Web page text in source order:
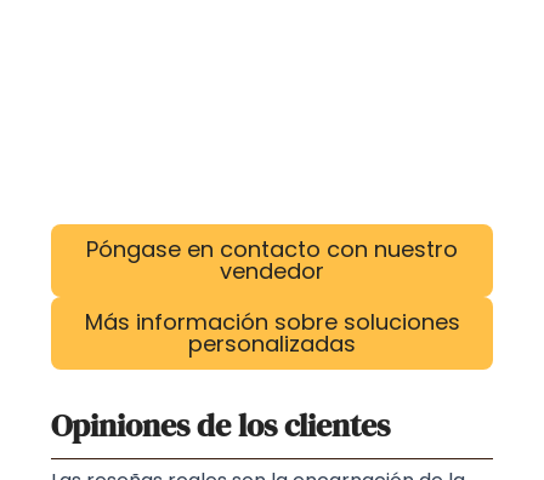
Póngase en contacto con nuestro
vendedor
Más información sobre soluciones
personalizadas
Opiniones de los clientes